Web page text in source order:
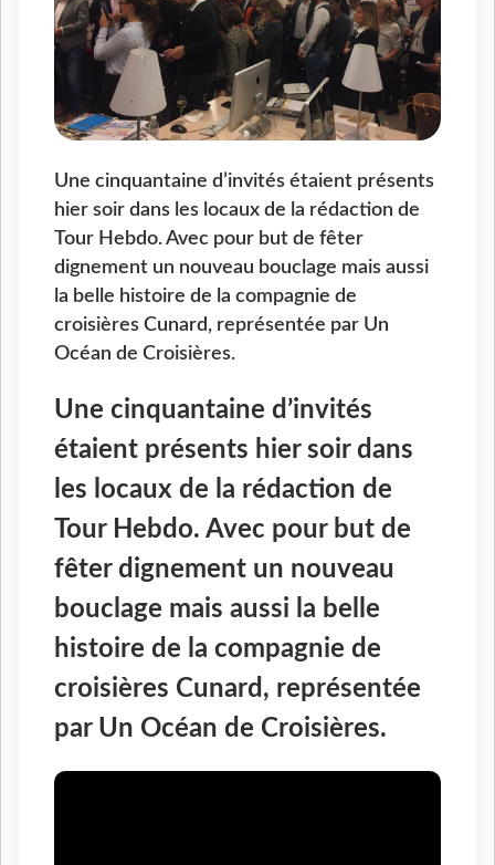
Une cinquantaine d’invités étaient présents
hier soir dans les locaux de la rédaction de
Tour Hebdo. Avec pour but de fêter
dignement un nouveau bouclage mais aussi
la belle histoire de la compagnie de
croisières Cunard, représentée par Un
Océan de Croisières.
Une cinquantaine d’invités
étaient présents hier soir dans
les locaux de la rédaction de
Tour Hebdo. Avec pour but de
fêter dignement un nouveau
bouclage mais aussi la belle
histoire de la compagnie de
croisières Cunard, représentée
par Un Océan de Croisières.